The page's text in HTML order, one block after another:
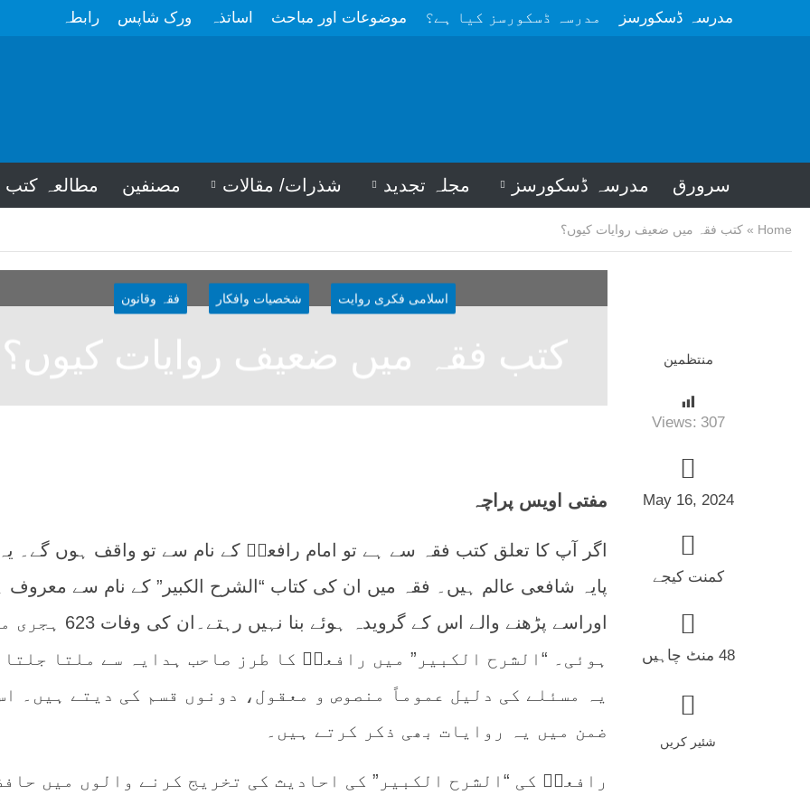
مدرسہ ڈسکورسز مدرسہ ڈسکورسز کیا ہے؟ موضوعات اور مباحث اساتذہ ورک شاپس رابطہ
سرورق مدرسہ ڈسکورسز مجلہ تجدید شذرات/ مقالات مصنفین مطالعہ کتب
Home
» کتب فقہ میں ضعیف روایات کیوں؟
منتظمین
Views: 307
May 16, 2024
کمنت کیجے
48 منٹ چاہیں
شئیر کریں
اسلامی فکری روایت شخصیات وافکار فقہ وقانون
کتب فقہ میں ضعیف روایات کیوں؟
مفتی اویس پراچہ
اگر آپ کا تعلق کتب فقہ سے ہے تو امام رافعیؒ کے نام سے تو واقف ہوں گے۔ یہ
پایہ شافعی عالم ہیں۔ فقہ میں ان کی کتاب “الشرح الکبیر” کے نام سے معروف
اوراسے پڑھنے والے اس کے گرویدہ ہوئے بنا نہیں
ہوئی۔ “الشرح الکبیر” میں رافعیؒ کا طرز صاحب ہدایہ سے ملتا جلتا
یہ مسئلے کی دلیل عموماً منصوص و معقول، دونوں قسم کی دیتے ہیں۔
ضمن میں یہ روایات بھی ذکر کرتے ہیں۔
رافعیؒ کی “الشرح الکبیر” کی احادیث کی تخریج کرنے والوں میں